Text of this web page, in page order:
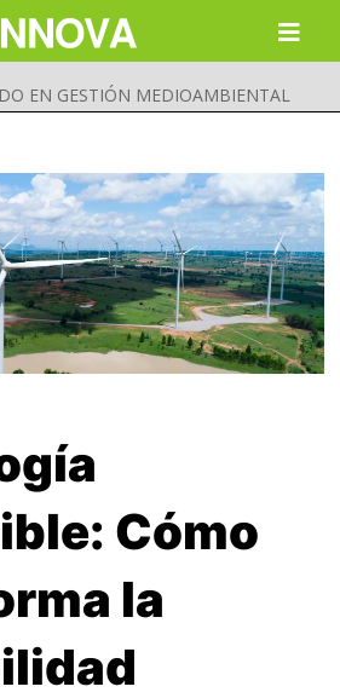
EN GESTIÓN MEDIOAMBIENTAL
Enviar
Cómo
la